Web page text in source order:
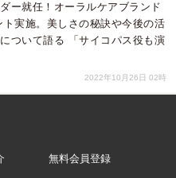
ー就任！オーラルケアブランド
ト実施。美しさの秘訣や今後の活
ついて語る 「サイコパス役も演
2022年10月26日 02時
無料会員登録